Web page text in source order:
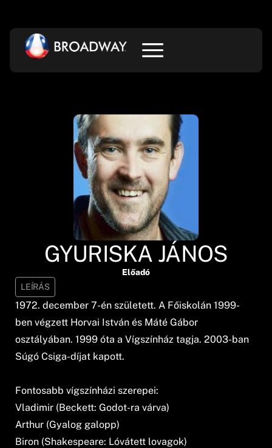
GYURISKA JÁNOS
Előadó
LEÍRÁS
1972. december 7-én született. A Főiskolán 1999-
ben végzett Horvai István és Máté Gábor
osztályában. 1999 óta a Vígszínház tagja. 2003-ban
Súgó Csiga-díjat kapott.
Fontosabb vígszínházi szerepei:
Vladimir (Beckett: Godot-ra várva)
Arthur (Gyalog galopp)
Biron (Shakespeare: Lóvátett lovagok)